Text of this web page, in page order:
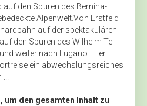
den Spuren des Bernina-
Alpenwelt.Von Erstfeld
auf der spektakulären
den Spuren des Wilhelm Tell-
weiter nach Lugano. Hier
ein abwechslungsreiches
um den gesamten Inhalt zu